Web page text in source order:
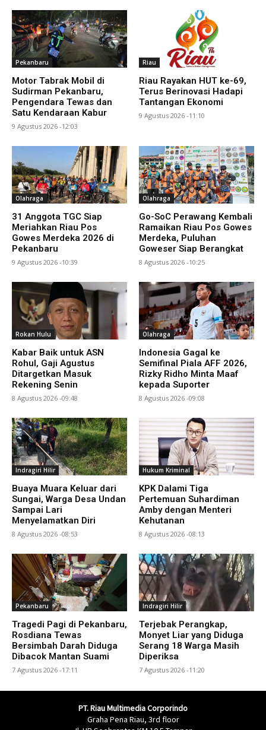
Pekanbaru
Motor Tabrak Mobil di
Sudirman Pekanbaru,
Pengendara Tewas dan
Satu Kendaraan Kabur
9 Agustus 2026 -12:03
Riau
Riau Rayakan HUT ke-69,
Terus Berinovasi Hadapi
Tantangan Ekonomi
9 Agustus 2026 -11:10
Olahraga
31 Anggota TGC Siap
Meriahkan Riau Pos
Gowes Merdeka 2026 di
Pekanbaru
9 Agustus 2026 -10:39
Olahraga
Go-SoC Perawang Kembali
Ramaikan Riau Pos Gowes
Merdeka, Puluhan
Goweser Siap Berangkat
8 Agustus 2026 -10:25
Rokan Hulu
Kabar Baik untuk ASN
Rohul, Gaji Agustus
Ditargetkan Masuk
Rekening Senin
8 Agustus 2026 -09:48
Olahraga
Indonesia Gagal ke
Semifinal Piala AFF 2026,
Rizky Ridho Minta Maaf
kepada Suporter
8 Agustus 2026 -09:08
Indragiri Hilir
Buaya Muara Keluar dari
Sungai, Warga Desa Undan
Sampai Lari
Menyelamatkan Diri
8 Agustus 2026 -08:53
Hukum Kriminal
KPK Dalami Tiga
Pertemuan Suhardiman
Amby dengan Menteri
Kehutanan
8 Agustus 2026 -08:13
Pekanbaru
Tragedi Pagi di Pekanbaru,
Rosdiana Tewas
Bersimbah Darah Diduga
Dibacok Mantan Suami
7 Agustus 2026 -17:11
Indragiri Hilir
Terjebak Perangkap,
Monyet Liar yang Diduga
Serang 18 Warga Masih
Diperiksa
7 Agustus 2026 -11:20
PT. Riau Multimedia Corporindo
Graha Pena Riau, 3rd floor